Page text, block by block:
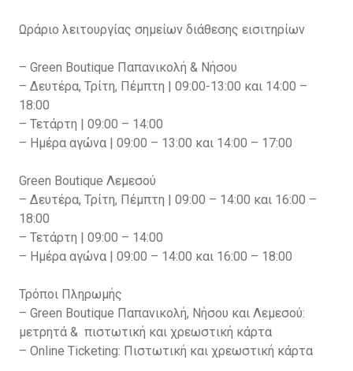
Ωράριο λειτουργίας σημείων διάθεσης εισιτηρίων
– Green Boutique Παπανικολή & Νήσου
– Δευτέρα, Τρίτη, Πέμπτη | 09:00-13:00 και 14:00 –
18:00
– Τετάρτη | 09:00 – 14:00
– Ημέρα αγώνα | 09:00 – 13:00 και 14:00 – 17:00
Green Boutique Λεμεσού
– Δευτέρα, Τρίτη, Πέμπτη | 09:00 – 14:00 και 16:00 –
18:00
– Τετάρτη | 09:00 – 14:00
– Ημέρα αγώνα | 09:00 – 14:00 και 16:00 – 18:00
Τρόποι Πληρωμής
– Green Boutique Παπανικολή, Νήσου και Λεμεσού:
μετρητά & πιστωτική και χρεωστική κάρτα
– Online Ticketing: Πιστωτική και χρεωστική κάρτα